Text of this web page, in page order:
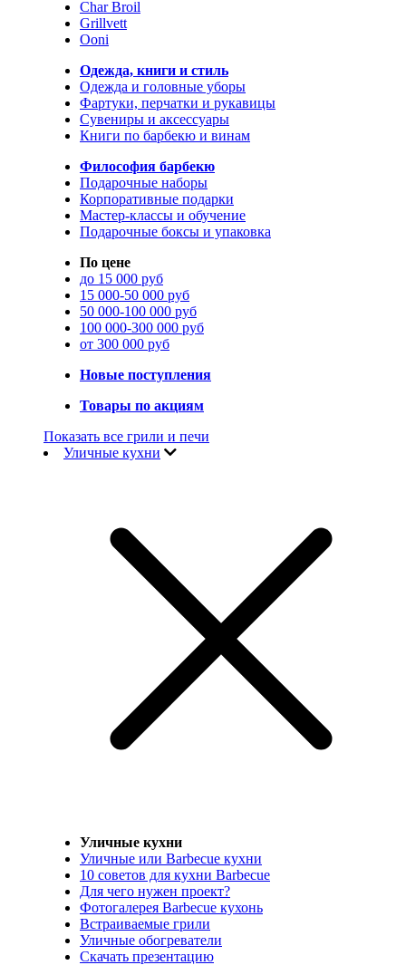
Char Broil
Grillvett
Ooni
Одежда, книги и стиль
Одежда и головные уборы
Фартуки, перчатки и рукавицы
Сувениры и аксессуары
Книги по барбекю и винам
Философия барбекю
Подарочные наборы
Корпоративные подарки
Мастер-классы и обучение
Подарочные боксы и упаковка
По цене
до 15 000 руб
15 000-50 000 руб
50 000-100 000 руб
100 000-300 000 руб
от 300 000 руб
Новые поступления
Товары по акциям
Показать все грили и печи
Уличные кухни
Уличные кухни
Уличные или Barbecue кухни
10 советов для кухни Barbecue
Для чего нужен проект?
Фотогалерея Barbecue кухонь
Встраиваемые грили
Уличные обогреватели
Скачать презентацию